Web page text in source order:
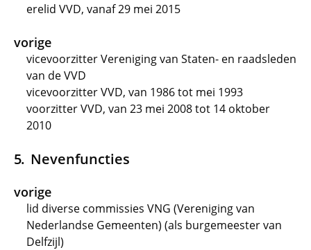
erelid VVD, vanaf 29 mei 2015
vorige
vicevoorzitter Vereniging van Staten- en raadsleden
van de VVD
vicevoorzitter VVD, van 1986 tot mei 1993
voorzitter VVD, van 23 mei 2008 tot 14 oktober
2010
Nevenfuncties
vorige
lid diverse commissies VNG (Vereniging van
Nederlandse Gemeenten) (als burgemeester van
Delfzijl)